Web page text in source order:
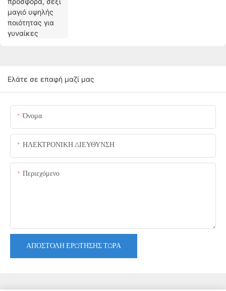
Ελάτε σε επαφή μαζί μας
Όνομα
ΗΛΕΚΤΡΟΝΙΚΗ ΔΙΕΥΘΥΝΣΗ
Περιεχόμενο
ΑΠΟΣΤΟΛΉ ΕΡΏΤΗΣΗΣ ΤΏΡΑ